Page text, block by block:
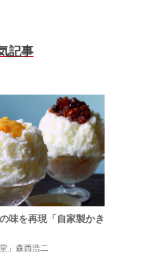
記事
味を再現「自家製かき
」森西浩二